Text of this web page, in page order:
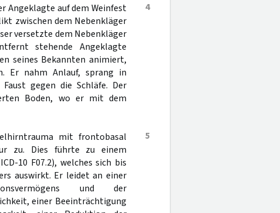
4
Angeklagte auf dem Weinfest
zwischen dem Nebenkläger
versetzte dem Nebenkläger
stehende Angeklagte
seines Bekannten animiert,
Er nahm Anlauf, sprang in
gegen die Schläfe. Der
Boden, wo er mit dem
5
mit frontobasal
zu. Dies führte zu einem
10 F07.2), welches sich bis
auswirkt. Er leidet an einer
und der
einer Beeinträchtigung